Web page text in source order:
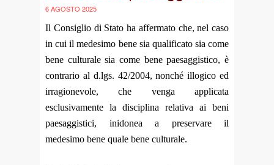
6 AGOSTO 2025
Il Consiglio di Stato ha affermato che, nel caso
in cui il medesimo bene sia qualificato sia come
bene culturale sia come bene paesaggistico, è
contrario al d.lgs. 42/2004, nonché illogico ed
irragionevole, che venga applicata
esclusivamente la disciplina relativa ai beni
paesaggistici, inidonea a preservare il
medesimo bene quale bene culturale.